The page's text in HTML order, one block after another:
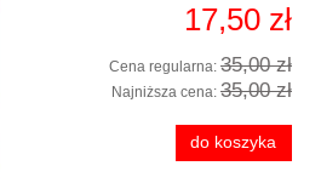
17,50 zł
Cena regularna: 35,00 zł
Najniższa cena: 35,00 zł
do koszyka